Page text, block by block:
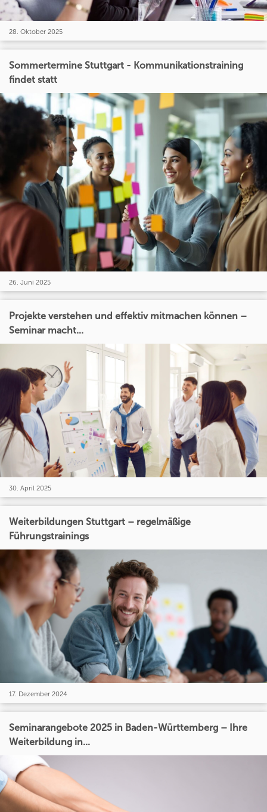
28. Oktober 2025
Sommertermine Stuttgart - Kommunikationstraining
findet statt
26. Juni 2025
Projekte verstehen und effektiv mitmachen können –
Seminar macht...
30. April 2025
Weiterbildungen Stuttgart – regelmäßige
Führungstrainings
17. Dezember 2024
Seminarangebote 2025 in Baden-Württemberg – Ihre
Weiterbildung in...